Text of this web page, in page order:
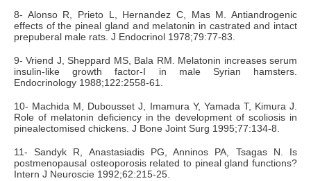
8- Alonso R, Prieto L, Hernandez C, Mas M. Antiandrogenic
effects of the pineal gland and melatonin in castrated and intact
prepuberal male rats. J Endocrinol 1978;79:77-83.
9- Vriend J, Sheppard MS, Bala RM. Melatonin increases serum
insulin-like growth factor-I in male Syrian hamsters.
Endocrinology 1988;122:2558-61.
10- Machida M, Dubousset J, Imamura Y, Yamada T, Kimura J.
Role of melatonin deficiency in the development of scoliosis in
pinealectomised chickens. J Bone Joint Surg 1995;77:134-8.
11- Sandyk R, Anastasiadis PG, Anninos PA, Tsagas N. Is
postmenopausal osteoporosis related to pineal gland functions?
Intern J Neuroscie 1992;62:215-25.